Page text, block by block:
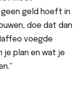
geen geld hoeft in
doe dat dan
voegde
je plan en wat je